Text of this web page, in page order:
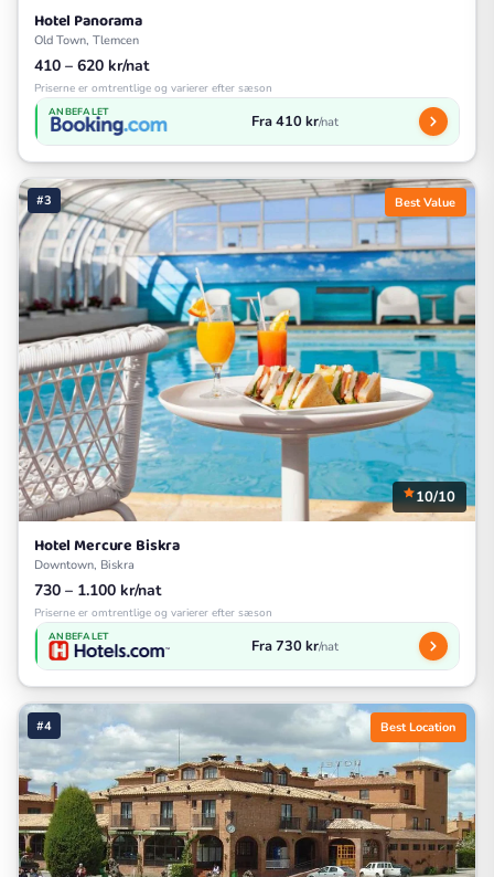
Hotel Panorama
Old Town, Tlemcen
410 – 620 kr/nat
Priserne er omtrentlige og varierer efter sæson
ANBEFALET Fra 410 kr/nat
#3 Best Value
10/10
Hotel Mercure Biskra
Downtown, Biskra
730 – 1.100 kr/nat
Priserne er omtrentlige og varierer efter sæson
ANBEFALET Fra 730 kr/nat
#4 Best Location